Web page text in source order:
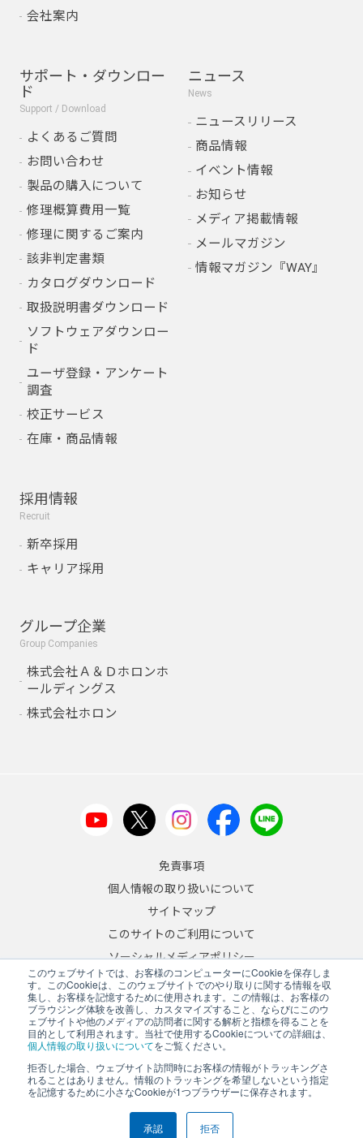
このウェブサイトでは、お客様のコンピューターにCookieを保存しま
す。このCookieは、このウェブサイトでのやり取りに関する情報を収
集し、お客様を記憶するために使用されます。この情報は、お客様の
ブラウジング体験を改善し、カスタマイズすること、ならびにこのウ
ェブサイトや他のメディアの訪問者に関する解析と指標を得ることを
目的として利用されます。当社で使用するCookieについての詳細は、
個人情報の取り扱いについてをご覧ください。
拒否した場合、ウェブサイト訪問時にお客様の情報がトラッキングさ
れることはありません。情報のトラッキングを希望しないという指定
を記憶するために小さなCookieが1つブラウザーに保存されます。
承認 拒否
会社案内
サポート・ダウンロー
ド
Support / Download
よくあるご質問
お問い合わせ
製品の購入について
修理概算費用一覧
修理に関するご案内
該非判定書類
カタログダウンロード
取扱説明書ダウンロード
ソフトウェアダウンロー
ド
ユーザ登録・アンケート
調査
校正サービス
在庫・商品情報
ニュース
News
ニュースリリース
商品情報
イベント情報
お知らせ
メディア掲載情報
メールマガジン
情報マガジン『WAY』
採用情報
Recruit
新卒採用
キャリア採用
グループ企業
Group Companies
株式会社Ａ＆Ｄホロンホ
ールディングス
株式会社ホロン
免責事項
個人情報の取り扱いについて
サイトマップ
このサイトのご利用について
ソーシャルメディアポリシー
反社会的勢力への対応について
JA/EN
Copyright © 2026 A&D Company, Limited
PCサイトを表示する